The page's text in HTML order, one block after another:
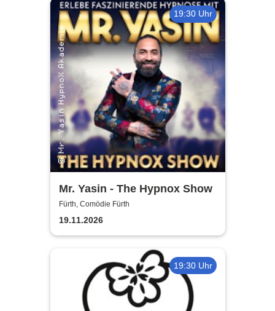
19:30 Uhr
Mr. Yasin - The Hypnox Show
Fürth, Comödie Fürth
19.11.2026
19:30 Uhr